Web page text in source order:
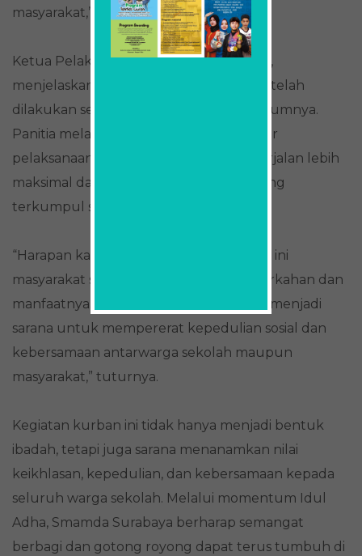
masyarakat,” ujarnya.
Ketua Pelaksana kurban, Nur Azly, S.Psi.,
menjelaskan bahwa persiapan kegiatan telah
dilakukan sejak sekitar satu bulan sebelumnya.
Panitia melakukan penggalian dana agar
pelaksanaan kurban tahun ini dapat berjalan lebih
maksimal dan jumlah hewan kurban yang
terkumpul semakin banyak.
“Harapan kami, melalui kegiatan kurban ini
masyarakat sekitar bisa merasakan keberkahan dan
manfaatnya. Selain itu, kegiatan ini juga menjadi
sarana untuk mempererat kepedulian sosial dan
kebersamaan antarwarga sekolah maupun
masyarakat,” tuturnya.
Kegiatan kurban ini tidak hanya menjadi bentuk
ibadah, tetapi juga sarana menanamkan nilai
keikhlasan, kepedulian, dan kebersamaan kepada
seluruh warga sekolah. Melalui momentum Idul
Adha, Smamda Surabaya berharap semangat
berbagi dan gotong royong dapat terus tumbuh di